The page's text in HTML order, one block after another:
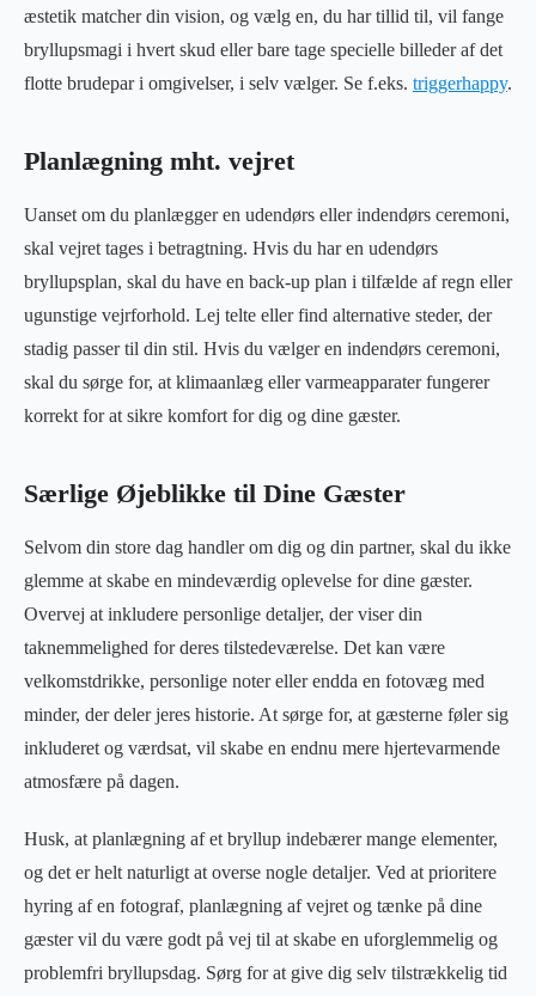
æstetik matcher din vision, og vælg en, du har tillid til, vil fange
bryllupsmagi i hvert skud eller bare tage specielle billeder af det
flotte brudepar i omgivelser, i selv vælger. Se f.eks. triggerhappy.
Planlægning mht. vejret
Uanset om du planlægger en udendørs eller indendørs ceremoni,
skal vejret tages i betragtning. Hvis du har en udendørs
bryllupsplan, skal du have en back-up plan i tilfælde af regn eller
ugunstige vejrforhold. Lej telte eller find alternative steder, der
stadig passer til din stil. Hvis du vælger en indendørs ceremoni,
skal du sørge for, at klimaanlæg eller varmeapparater fungerer
korrekt for at sikre komfort for dig og dine gæster.
Særlige Øjeblikke til Dine Gæster
Selvom din store dag handler om dig og din partner, skal du ikke
glemme at skabe en mindeværdig oplevelse for dine gæster.
Overvej at inkludere personlige detaljer, der viser din
taknemmelighed for deres tilstedeværelse. Det kan være
velkomstdrikke, personlige noter eller endda en fotovæg med
minder, der deler jeres historie. At sørge for, at gæsterne føler sig
inkluderet og værdsat, vil skabe en endnu mere hjertevarmende
atmosfære på dagen.
Husk, at planlægning af et bryllup indebærer mange elementer,
og det er helt naturligt at overse nogle detaljer. Ved at prioritere
hyring af en fotograf, planlægning af vejret og tænke på dine
gæster vil du være godt på vej til at skabe en uforglemmelig og
problemfri bryllupsdag. Sørg for at give dig selv tilstrækkelig tid